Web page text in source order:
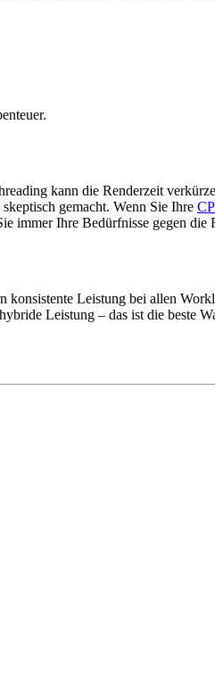
kann die Renderzeit
gemacht. Wenn Sie Ihre
immer Ihre Bedürfnisse gegen die
Leistung bei allen
Leistung – das ist die beste